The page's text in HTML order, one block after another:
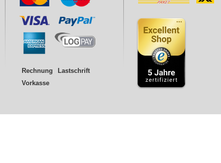
Rechnung
Lastschrift
Vorkasse